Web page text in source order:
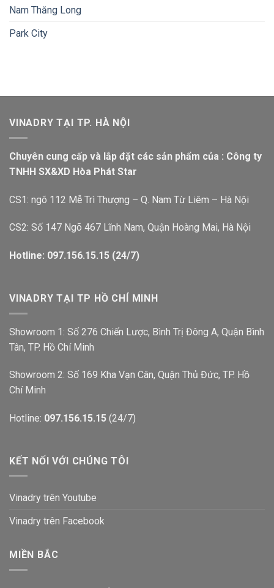
Nam Thăng Long
Park City
VINADRY TẠI TP. HÀ NỘI
Chuyên cung cấp và lắp đặt các sản phẩm của : Công ty
TNHH SX&XD Hòa Phát Star
CS1: ngõ 112 Mễ Trì Thượng – Q. Nam Từ Liêm – Hà Nội
CS2: Số 147 Ngõ 467 Lĩnh Nam, Quận Hoàng Mai, Hà Nội
Hotline: 097.156.15.15 (24/7)
VINADRY TẠI TP HỒ CHÍ MINH
Showroom 1: Số 276 Chiến Lược, Bình Trị Đông A, Quận Bình
Tân, TP. Hồ Chí Minh
Showroom 2: Số 169 Kha Vạn Cân, Quận Thủ Đức, TP. Hồ
Chí Minh
Hotline: 097.156.15.15 (24/7)
KẾT NỐI VỚI CHÚNG TÔI
Vinadry trên Youtube
Vinadry trên Facebook
MIỀN BẮC